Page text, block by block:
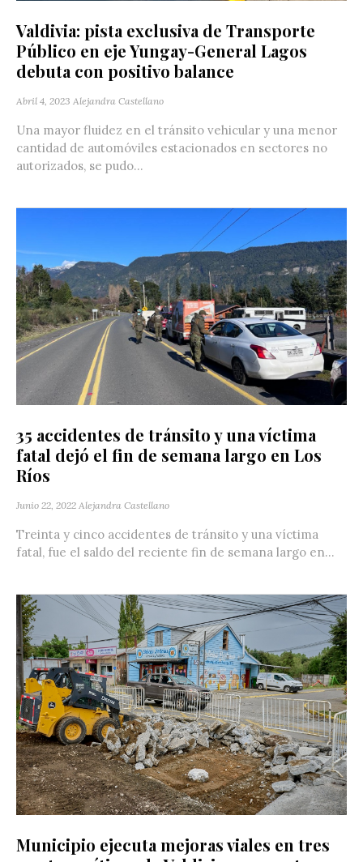
Valdivia: pista exclusiva de Transporte
Público en eje Yungay-General Lagos
debuta con positivo balance
Abril 4, 2023 Alejandra Castellano
Una mayor fluidez en el tránsito vehicular y una menor
cantidad de automóviles estacionados en sectores no
autorizados, se pudo...
35 accidentes de tránsito y una víctima
fatal dejó el fin de semana largo en Los
Ríos
Junio 22, 2022 Alejandra Castellano
Treinta y cinco accidentes de tránsito y una víctima
fatal, fue el saldo del reciente fin de semana largo en...
Municipio ejecuta mejoras viales en tres